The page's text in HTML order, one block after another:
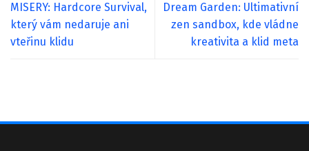
MISERY: Hardcore Survival,
který vám nedaruje ani
vteřinu klidu
Dream Garden: Ultimativní
zen sandbox, kde vládne
kreativita a klid meta